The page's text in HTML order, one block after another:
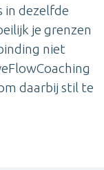
in dezelfde
je grenzen
niet
daarbij stil te